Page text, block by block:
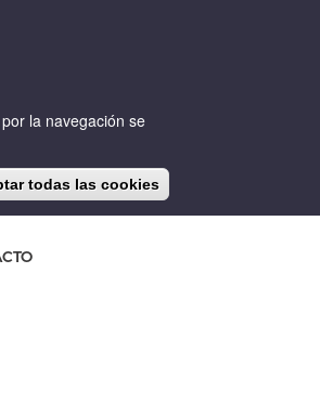
la navegación se
todas las cookies
CA ES EN